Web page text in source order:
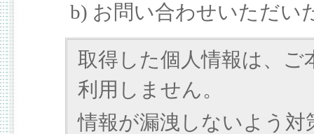
b) お問い合わせいただい
取得した個人情報は、ご
利用しません。
情報が漏洩しないよう